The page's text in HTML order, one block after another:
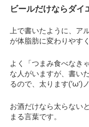
ビールだけならダイ
上で書いたように、ア
が体脂肪に変わりやす
よく「つまみ食べなき
な人がいますが、書い
るので、太ります(‘ω’)ノ
お酒だけなら太らない
まる言葉です。